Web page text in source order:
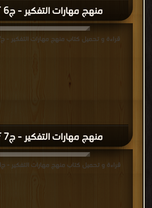
منهج مهارات التفكير - ج6 PDF
منهج مهارات التفكير - ج7 PDF
قراءة و تحميل كتاب منهج مهارات التفكير - ج7 PDF مجانا
قراءة و تحميل كتاب منهج مهارات التفكير - ج8 PDF مجانا